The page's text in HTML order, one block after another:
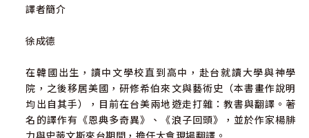
譯者簡介
徐成德
在韓國出生，讀中文學校直到高中，赴台就讀大學與神學
院，之後移居美國，研修希伯來文與藝術史（本書畫作說明
均出自其手），目前在台美兩地遊走打雜：教書與翻譯。著
名的譯作有《恩典多奇異》、《浪子回頭》，並於作家楊腓